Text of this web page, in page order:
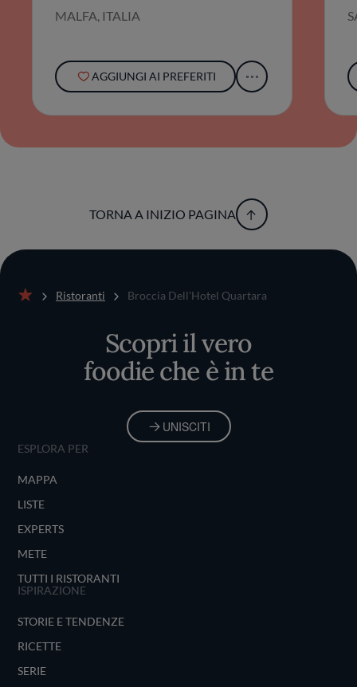
MALFA, ITALIA
AGGIUNGI AI PREFERITI
TORNA A INIZIO PAGINA
Ristoranti Broccia Dell'Hotel Quartara
Scopri il vero
foodie che è in te
UNISCITI
ESPLORA PER
MAPPA
LISTE
EXPERTS
METE
TUTTI I RISTORANTI
ISPIRAZIONE
STORIE E TENDENZE
RICETTE
SERIE